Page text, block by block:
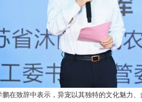
在致辞中表示，异宠以其独特的文化魅力